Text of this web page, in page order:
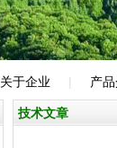
关于企业 | 产
技术文章